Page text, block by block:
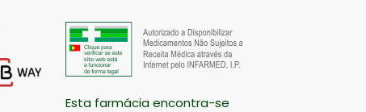
Esta farmácia encontra-se